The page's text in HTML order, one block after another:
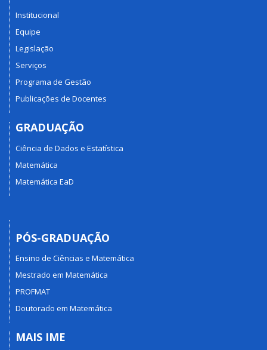
Institucional
Equipe
Legislação
Serviços
Programa de Gestão
Publicações de Docentes
GRADUAÇÃO
Ciência de Dados e Estatística
Matemática
Matemática EaD
PÓS-GRADUAÇÃO
Ensino de Ciências e Matemática
Mestrado em Matemática
PROFMAT
Doutorado em Matemática
MAIS IME